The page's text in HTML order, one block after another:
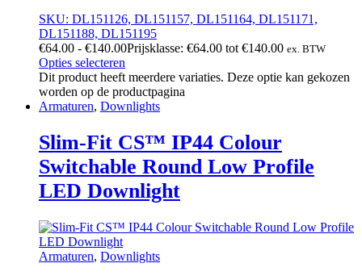
SKU: DL151126, DL151157, DL151164, DL151171,
DL151188, DL151195
€64.00 - €140.00Prijsklasse: €64.00 tot €140.00 ex. BTW
Opties selecteren
Dit product heeft meerdere variaties. Deze optie kan gekozen
worden op de productpagina
Armaturen, Downlights
Slim-Fit CS™ IP44 Colour
Switchable Round Low Profile
LED Downlight
Armaturen, Downlights